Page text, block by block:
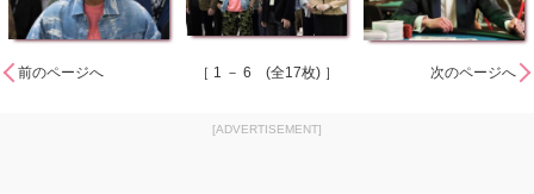
前のページへ ［ 1 － 6 (全17枚) ］ 次のページへ
[ADVERTISEMENT]